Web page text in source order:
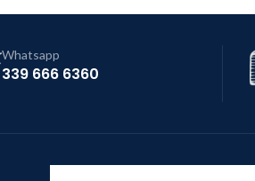
Whatsapp
339 666 6360